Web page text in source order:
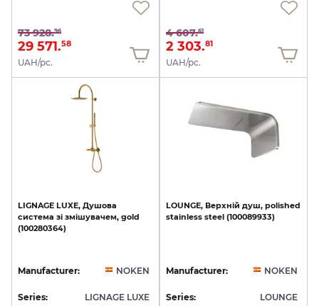
73 928.96
29 571.58
UAH/pc.
4 607.61
2 303.81
UAH/pc.
LIGNAGE LUXE, Душова
система зі змішувачем, gold
(100280364)
Manufacturer: NOKEN
Series: LIGNAGE LUXE
LOUNGE, Верхній душ, polished
stainless steel (100089933)
Manufacturer: NOKEN
Series: LOUNGE